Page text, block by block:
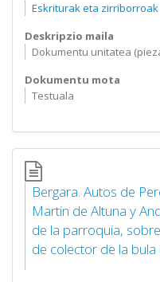
Eskriturak eta zirriborroak
Deskripzio maila
Dokumentu unitatea
Dokumentu mota
Testuala
Bergara. Autos de
Martin de Altuna y
de la parroquia,
de colector de la bula